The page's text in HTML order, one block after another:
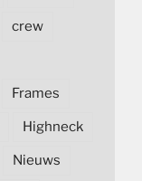
crew
Frames
Highneck
Nieuws